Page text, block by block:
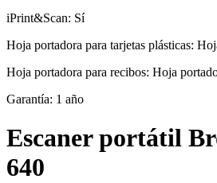
iPrint&Scan: Sí
Hoja portadora para tarjetas plásticas:
Hoja portadora para recibos: Hoja
Garantía: 1 año
Escaner portátil
640